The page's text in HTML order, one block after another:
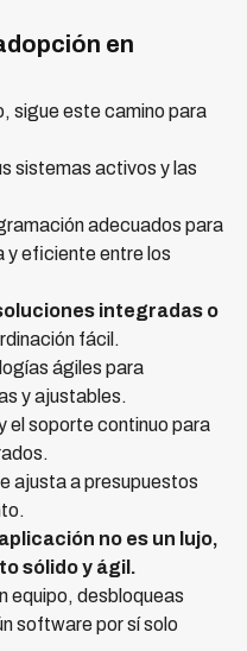
en
sigue este camino para
sistemas activos y las
adecuados para
y eficiente entre los
integradas o
fácil.
ágiles para
y ajustables.
el soporte continuo para
ajusta a presupuestos
no es un lujo,
sólido y ágil.
equipo, desbloqueas
software por sí solo